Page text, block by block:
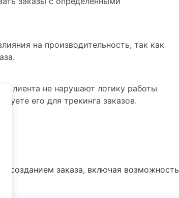
на производительность, так как
клиента не нарушают логику работы
его для трекинга заказов.
созданием заказа, включая возможность